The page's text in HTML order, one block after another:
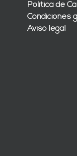
Política de
Condiciones
Aviso legal